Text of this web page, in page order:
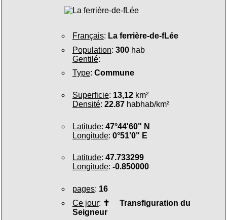
Français: La ferrière-de-fLée
Population: 300hab
Gentilé:
Type: Commune
Superficie: 13,12km²
Densité: 22.87habhab/km²
Latitude: 47°44'60" N
Longitude: 0°51'0" E
Latitude: 47.733299
Longitude: -0.850000
pages: 16
Ce jour: ✝ Transfiguration du
Seigneur